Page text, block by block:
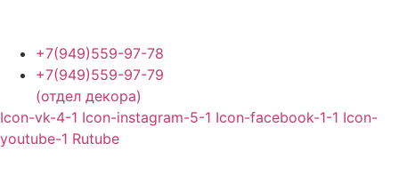
содержимому
+7(949)559-97-78
+7(949)559-97-79
(отдел декора)
Icon-vk-4-1 Icon-instagram-5-1 Icon-facebook-1-1 Icon-
youtube-1 Rutube